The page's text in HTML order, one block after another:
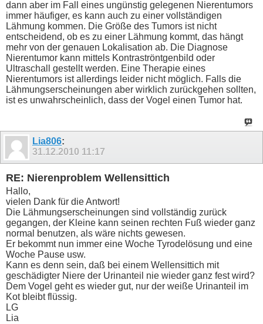
dann aber im Fall eines ungünstig gelegenen Nierentumors
immer häufiger, es kann auch zu einer vollständigen
Lähmung kommen. Die Größe des Tumors ist nicht
entscheidend, ob es zu einer Lähmung kommt, das hängt
mehr von der genauen Lokalisation ab. Die Diagnose
Nierentumor kann mittels Kontraströntgenbild oder
Ultraschall gestellt werden. Eine Therapie eines
Nierentumors ist allerdings leider nicht möglich. Falls die
Lähmungserscheinungen aber wirklich zurückgehen sollten,
ist es unwahrscheinlich, dass der Vogel einen Tumor hat.
Lia806:
31.12.2010 11:17
RE: Nierenproblem Wellensittich
Hallo,
vielen Dank für die Antwort!
Die Lähmungserscheinungen sind vollständig zurück
gegangen, der Kleine kann seinen rechten Fuß wieder ganz
normal benutzen, als wäre nichts gewesen.
Er bekommt nun immer eine Woche Tyrodelösung und eine
Woche Pause usw.
Kann es denn sein, daß bei einem Wellensittich mit
geschädigter Niere der Urinanteil nie wieder ganz fest wird?
Dem Vogel geht es wieder gut, nur der weiße Urinanteil im
Kot bleibt flüssig.
LG
Lia